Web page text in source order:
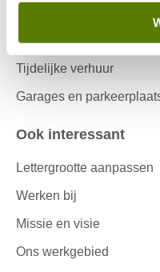
Passend toewijzen
Tijdelijke verhuur
Garages en
Ook interessant
Lettergrootte aanpassen
Werken bij
Missie en visie
Ons werkgebied